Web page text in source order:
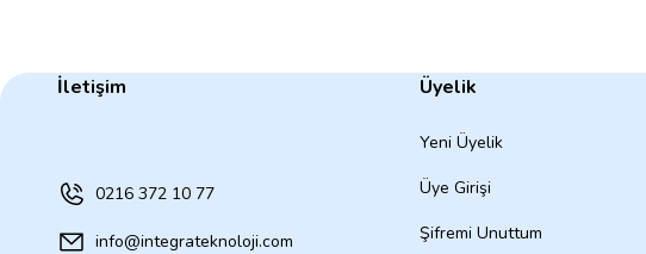
İletişim
0216 372 10 77
info@integrateknoloji.com
Üyelik
Yeni Üyelik
Üye Girişi
Şifremi Unuttum